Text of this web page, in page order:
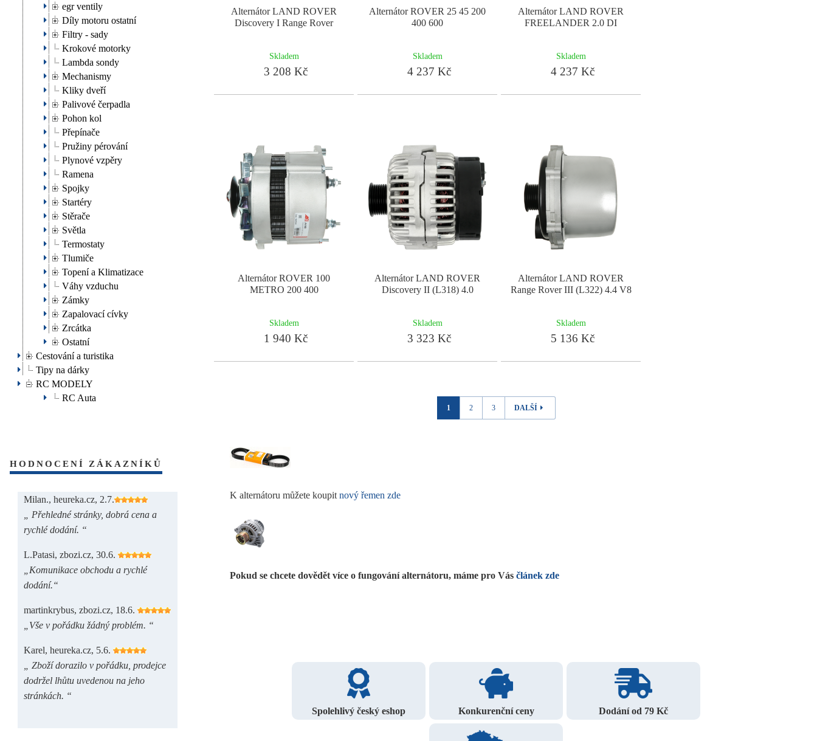
egr ventily
Díly motoru ostatní
Filtry - sady
Krokové motorky
Lambda sondy
Mechanismy
Kliky dveří
Palivové čerpadla
Pohon kol
Přepínače
Pružiny pérování
Plynové vzpěry
Ramena
Spojky
Startéry
Stěrače
Světla
Termostaty
Tlumiče
Topení a Klimatizace
Váhy vzduchu
Zámky
Zapalovací cívky
Zrcátka
Ostatní
Cestování a turistika
Tipy na dárky
RC MODELY
RC Auta
HODNOCENÍ ZÁKAZNÍKŮ
Milan., heureka.cz, 2.7.
„ Přehledné stránky, dobrá cena a
rychlé dodání. “
L.Patasi, zbozi.cz, 30.6.
„Komunikace obchodu a rychlé
dodání.“
martinkrybus, zbozi.cz, 18.6.
„Vše v pořádku žádný problém. “
Karel, heureka.cz, 5.6.
„ Zboží dorazilo v pořádku, prodejce
dodržel lhůtu uvedenou na jeho
stránkách. “
Alternátor LAND ROVER
Discovery I Range Rover
Skladem
3 208 Kč
Alternátor ROVER 25 45 200
400 600
Skladem
4 237 Kč
Alternátor LAND ROVER
FREELANDER 2.0 DI
Skladem
4 237 Kč
Alternátor ROVER 100
METRO 200 400
Skladem
1 940 Kč
Alternátor LAND ROVER
Discovery II (L318) 4.0
Skladem
3 323 Kč
Alternátor LAND ROVER
Range Rover III (L322) 4.4 V8
Skladem
5 136 Kč
1 2 3 DALŠÍ
K alternátoru můžete koupit nový řemen zde
Pokud se chcete dovědět více o fungování alternátoru, máme pro Vás článek zde
Spolehlivý český eshop Konkurenční ceny Dodání od 79 Kč